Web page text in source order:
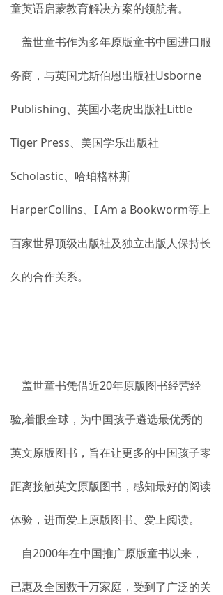
童英语启蒙教育解决方案的领航者。
盖世童书作为多年原版童书中国进口服
务商，与英国尤斯伯恩出版社Usborne
Publishing、英国小老虎出版社Little
Tiger Press、美国学乐出版社
Scholastic、哈珀格林斯
HarperCollins、I Am a Bookworm等上
百家世界顶级出版社及独立出版人保持长
久的合作关系。
盖世童书凭借近20年原版图书经营经
验,着眼全球，为中国孩子遴选最优秀的
英文原版图书，旨在让更多的中国孩子零
距离接触英文原版图书，感知最好的阅读
体验，进而爱上原版图书、爱上阅读。
自2000年在中国推广原版童书以来，
已惠及全国数千万家庭，受到了广泛的关